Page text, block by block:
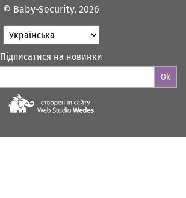
© Baby-Security, 2026
Підписатися на новинки
Ok